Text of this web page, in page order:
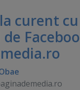
curent